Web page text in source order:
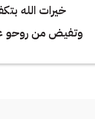
خيرات الله
وتفيض من روحو